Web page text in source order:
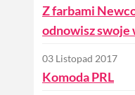
Z farbami
odnowisz swoje
03 Listopad 2017
Komoda PRL